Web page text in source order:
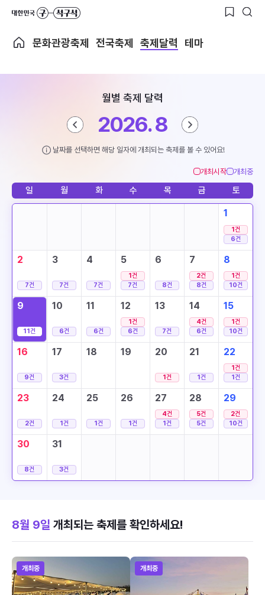
문화관광축제 전국축제 축제달력 테마
월별 축제 달력
2026. 8
날짜를 선택하면 해당 일자에 개최되는 축제를 볼 수 있어요!
개최시작 개최중
일 월 화 수 목 금 토
1
1건
6건
2
7건
3
7건
4
7건
5
1건
7건
6
8건
7
2건
8건
8
1건
10건
9
11건
10
6건
11
6건
12
1건
6건
13
7건
14
4건
6건
15
1건
10건
16
9건
17
3건
18 19 20
1건
21
1건
22
1건
1건
23
2건
24
1건
25
1건
26
1건
27
4건
1건
28
5건
5건
29
2건
10건
30
8건
31
3건
8월 9일 개최되는 축제를 확인하세요!
개최중 개최중